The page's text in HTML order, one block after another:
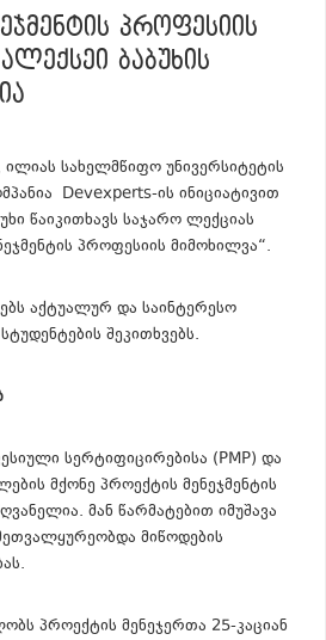
ᲞᲠᲝᲤᲔᲡᲘᲘᲡ
ᲑᲐᲑᲣᲮᲘᲡ
ილიას სახელმწიფო უნივერსიტეტის
Devexperts-ის ინიციატივით
წაიკითხავს საჯარო ლექციას
პროფესიის მიმოხილვა“.
აქტუალურ და საინტერესო
შეკითხვებს.
სერტიფიცირებისა (PMP) და
მქონე პროექტის მენეჯმენტის
მან წარმატებით იმუშავა
მიწოდების
პროექტის მენეჯერთა 25-კაციან